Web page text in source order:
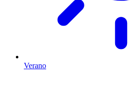
Verano